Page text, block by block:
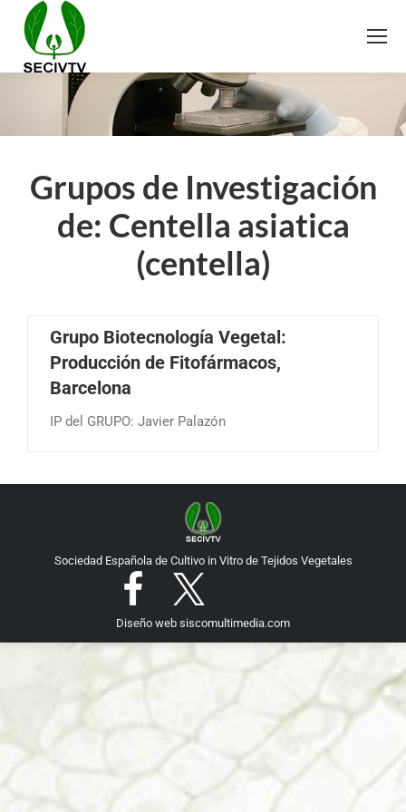
Grupos de Investigación
de: Centella asiatica
(centella)
Grupo Biotecnología Vegetal:
Producción de Fitofármacos,
Barcelona
IP del GRUPO: Javier Palazón
Sociedad Española de Cultivo in Vitro de Tejidos Vegetales
Diseño web siscomultimedia.com